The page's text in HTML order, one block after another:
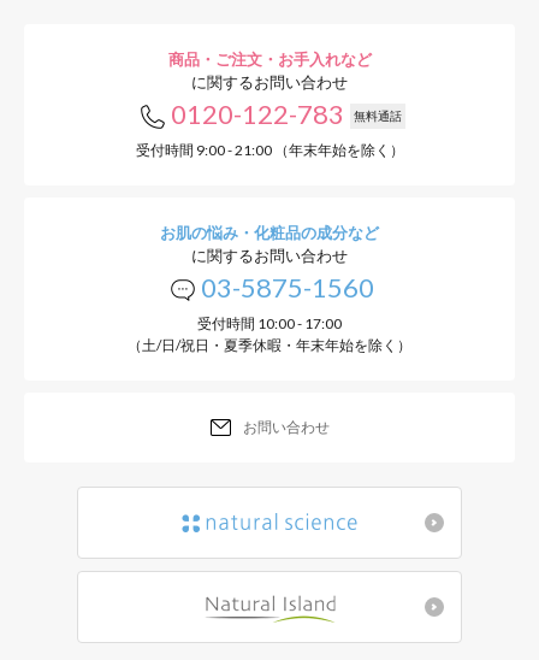
商品・ご注文・お手入れなど
に関するお問い合わせ
0120-122-783 無料通話
受付時間 9:00 - 21:00 （年末年始を除く）
お肌の悩み・化粧品の成分など
に関するお問い合わせ
03-5875-1560
受付時間 10:00 - 17:00
（土/日/祝日・夏季休暇・年末年始を除く）
お問い合わせ